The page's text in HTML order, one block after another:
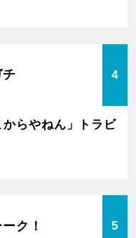
4
らやねん」トラビ
ク！ 5